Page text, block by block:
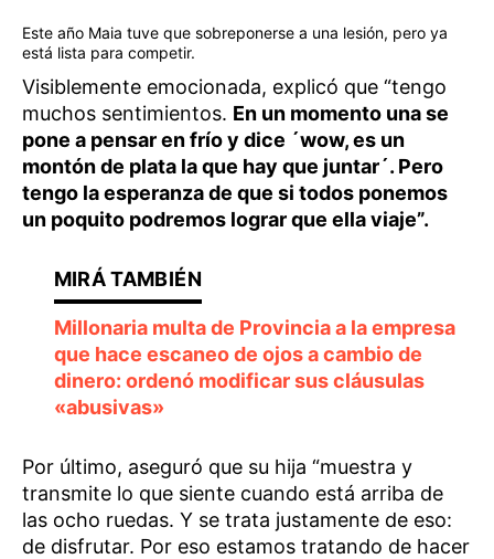
Este año Maia tuve que sobreponerse a una lesión, pero ya
está lista para competir.
Visiblemente emocionada, explicó que “tengo
muchos sentimientos. En un momento una se
pone a pensar en frío y dice ´wow, es un
montón de plata la que hay que juntar´. Pero
tengo la esperanza de que si todos ponemos
un poquito podremos lograr que ella viaje”.
Millonaria multa de Provincia a la empresa
que hace escaneo de ojos a cambio de
dinero: ordenó modificar sus cláusulas
«abusivas»
Por último, aseguró que su hija “muestra y
transmite lo que siente cuando está arriba de
las ocho ruedas. Y se trata justamente de eso:
de disfrutar. Por eso estamos tratando de hacer